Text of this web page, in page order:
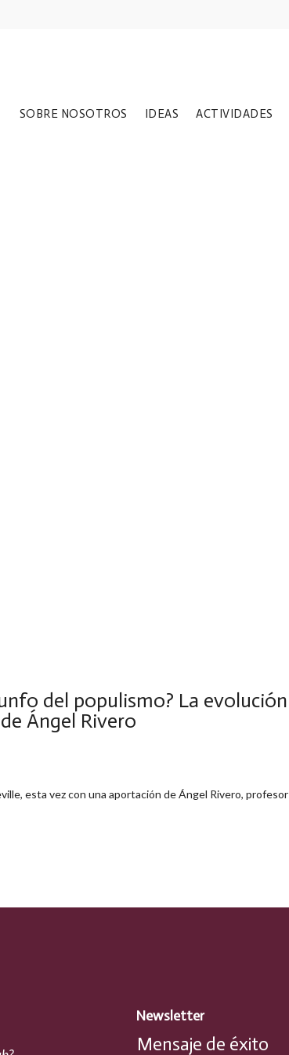
SOBRE NOSOTROS IDEAS ACTIVIDADES
del populismo? La evolución
Ángel Rivero
esta vez con una aportación de Ángel Rivero, profesor
Newsletter
Mensaje de éxito